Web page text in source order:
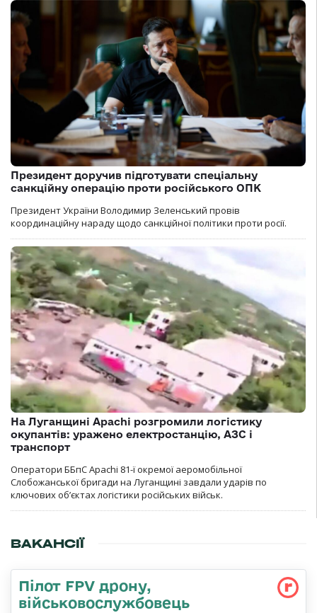
Президент доручив підготувати спеціальну
санкційну операцію проти російського ОПК
Президент України Володимир Зеленський провів
координаційну нараду щодо санкційної політики проти росії.
На Луганщині Apachi розгромили логістику
окупантів: уражено електростанцію, АЗС і
транспорт
Оператори ББпС Apachi 81-ї окремої аеромобільної
Слобожанської бригади на Луганщині завдали ударів по
ключових об’єктах логістики російських військ.
ВАКАНСІЇ
Пілот FPV дрону,
військовослужбовець